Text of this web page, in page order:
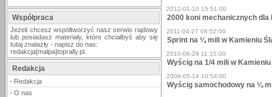
Współpraca
Jeżeli chcesz współtworzyć nasz serwis rajdowy
lub posiadasz materiały, które chciałbyś aby się
tutaj znalazły - napisz do nas:
redakcja[malpa]toprally.pl.
Redakcja
- Redakcja
- O nas
2012-01-10 15:51:00
2000 koni mechanicznych dla
2011-04-27 08:52:00
Sprint na ¼ mili w Kamieniu
2010-06-29 11:10:00
Wyścig na 1/4 mili w
2009-05-14 10:54:00
Wyścig samochodowy na ¼